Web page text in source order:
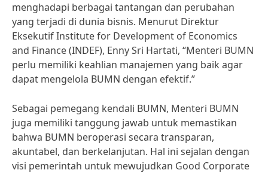
menghadapi berbagai tantangan dan perubahan
yang terjadi di dunia bisnis. Menurut Direktur
Eksekutif Institute for Development of Economics
and Finance (INDEF), Enny Sri Hartati, “Menteri BUMN
perlu memiliki keahlian manajemen yang baik agar
dapat mengelola BUMN dengan efektif.”
Sebagai pemegang kendali BUMN, Menteri BUMN
juga memiliki tanggung jawab untuk memastikan
bahwa BUMN beroperasi secara transparan,
akuntabel, dan berkelanjutan. Hal ini sejalan dengan
visi pemerintah untuk mewujudkan Good Corporate